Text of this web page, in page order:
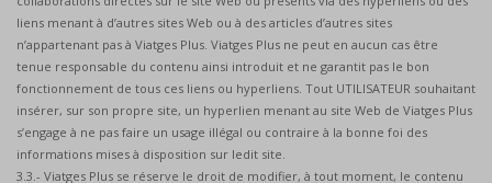
liens menant à d’autres sites Web ou à des articles d’autres sites
n’appartenant pas à Viatges Plus. Viatges Plus ne peut en aucun cas être
tenue responsable du contenu ainsi introduit et ne garantit pas le bon
fonctionnement de tous ces liens ou hyperliens. Tout UTILISATEUR souhaitant
insérer, sur son propre site, un hyperlien menant au site Web de Viatges Plus
s’engage à ne pas faire un usage illégal ou contraire à la bonne foi des
informations mises à disposition sur ledit site.
3.3.- Viatges Plus se réserve le droit de modifier, à tout moment, le contenu